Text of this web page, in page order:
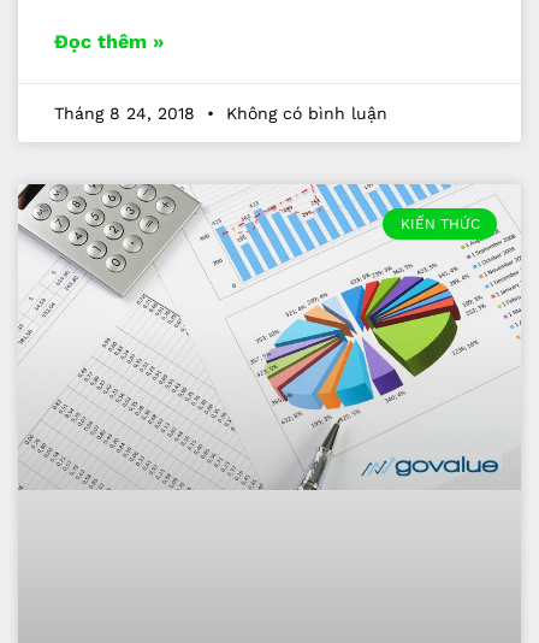
Đọc thêm »
Tháng 8 24, 2018 Không có bình luận
KIẾN THỨC